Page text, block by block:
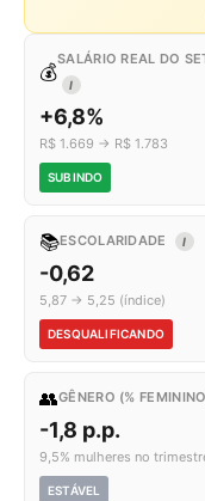
💰
SALÁRIO REAL DO
I
+6,8%
R$ 1.669 → R$ 1.783
SUBINDO
📚ESCOLARIDADE I
-0,62
5,87 → 5,25 (índice)
DESQUALIFICANDO
👥GÊNERO (%
-1,8 p.p.
9,5% mulheres no
ESTÁVEL